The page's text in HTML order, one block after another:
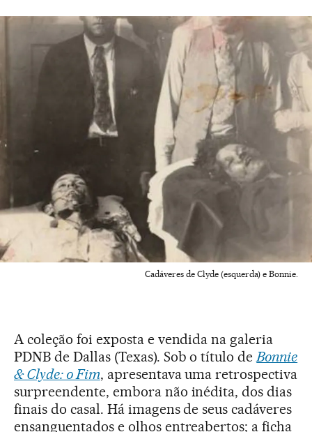
Cadáveres de Clyde (esquerda) e Bonnie.
A coleção foi exposta e vendida na galeria
PDNB de Dallas (Texas). Sob o título deBonnie
& Clyde: o Fim, apresentava uma retrospectiva
surpreendente, embora não inédita, dos dias
finais do casal. Há imagens de seus cadáveres
ensanguentados e olhos entreabertos; a ficha